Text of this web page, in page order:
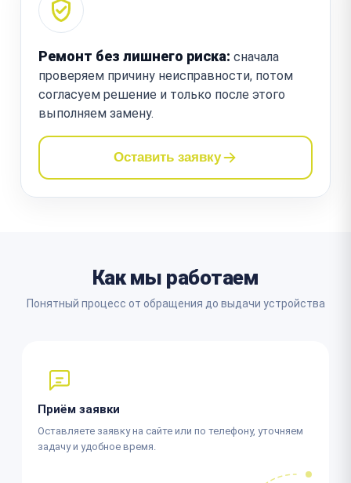
Ремонт без лишнего риска: сначала
проверяем причину неисправности, потом
согласуем решение и только после этого
выполняем замену.
Оставить заявку
Как мы работаем
Понятный процесс от обращения до выдачи устройства
Приём заявки
Оставляете заявку на сайте или по телефону, уточняем
задачу и удобное время.